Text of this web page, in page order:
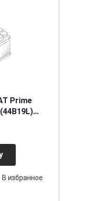
Prime
[B19],
В избранное